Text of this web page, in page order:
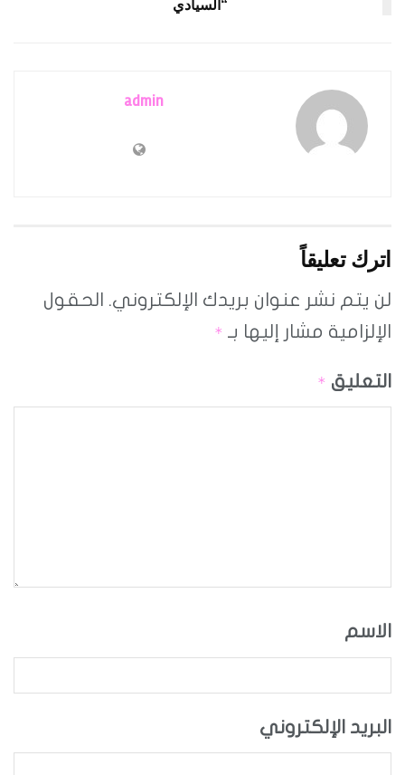
admin
اترك تعليقاً
لن يتم نشر عنوان بريدك الإلكتروني. الحقول
الإلزامية مشار إليها بـ *
التعليق *
الاسم
البريد الإلكتروني